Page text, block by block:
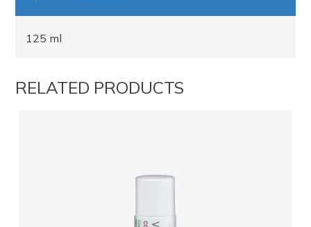
125 ml
RELATED PRODUCTS